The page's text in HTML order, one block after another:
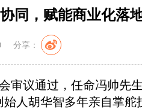
同，赋能商业化落
分享：
审议通过，任命冯帅先
人胡华智多年亲自掌舵